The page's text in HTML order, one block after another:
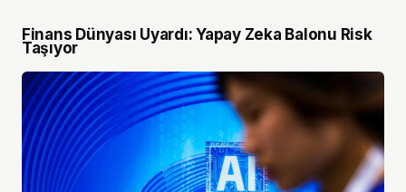
Finans Dünyası Uyardı: Yapay Zeka Balonu Risk
Taşıyor